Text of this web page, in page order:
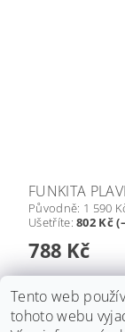
FUNKITA
Původně: 1 590
Ušetříte:802 Kč
788 Kč
Tento web
tohoto webu